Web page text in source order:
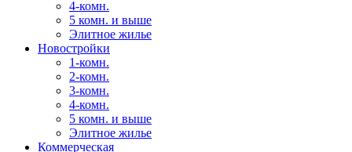
4-комн.
5 комн. и выше
Элитное жилье
Новостройки
1-комн.
2-комн.
3-комн.
4-комн.
5 комн. и выше
Элитное жилье
Коммерческая